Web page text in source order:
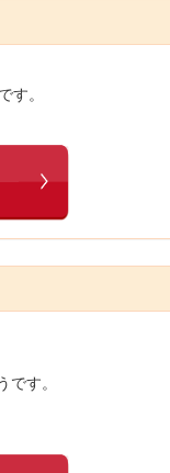
す。
す。